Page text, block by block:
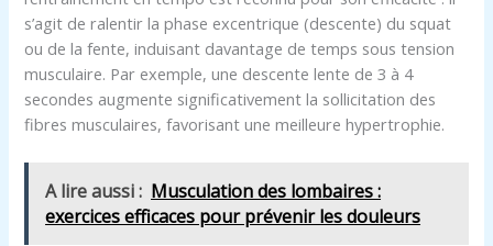
s’agit de ralentir la phase excentrique (descente) du squat
ou de la fente, induisant davantage de temps sous tension
musculaire. Par exemple, une descente lente de 3 à 4
secondes augmente significativement la sollicitation des
fibres musculaires, favorisant une meilleure hypertrophie.
A lire aussi : Musculation des lombaires :
exercices efficaces pour prévenir les douleurs